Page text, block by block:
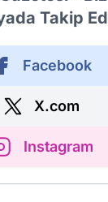
Takip
Facebook
X.com
Instagram